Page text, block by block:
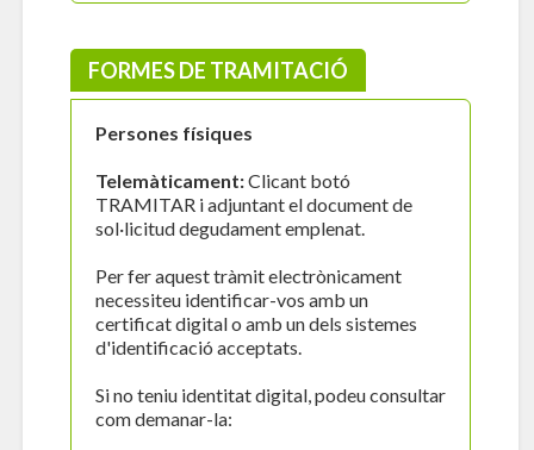
FORMES DE TRAMITACIÓ
Persones físiques
Telemàticament:Clicant botó
TRAMITAR i adjuntant el document de
sol·licitud degudament emplenat.
Per fer aquest tràmit electrònicament
necessiteu identificar-vos amb un
certificat digital o amb un dels sistemes
d'identificació acceptats.
Si no teniu identitat digital, podeu consultar
com demanar-la: